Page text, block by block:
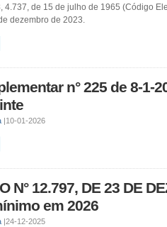
4.737, de 15 de julho de 1965 (Código
dezembro de 2023.
n° 225 de 8-1-
|10-01-2026
N° 12.797, DE 23 DE
em 2026
|24-12-2025